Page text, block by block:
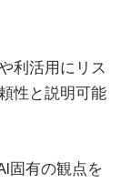
利活用にリス
性と説明可能
固有の観点を